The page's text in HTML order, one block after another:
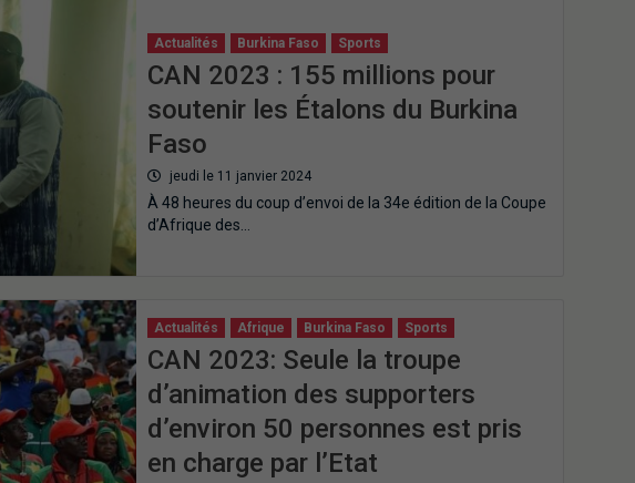
Actualités Burkina Faso Sports
CAN 2023 : 155 millions pour
soutenir les Étalons du Burkina
Faso
jeudi le 11 janvier 2024
À 48 heures du coup d’envoi de la 34e édition de la Coupe
d’Afrique des…
Actualités Afrique Burkina Faso Sports
CAN 2023: Seule la troupe
d’animation des supporters
d’environ 50 personnes est pris
en charge par l’Etat